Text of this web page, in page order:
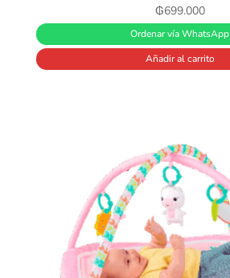
₲699.000
Ordenar vía WhatsApp
Añadir al carrito